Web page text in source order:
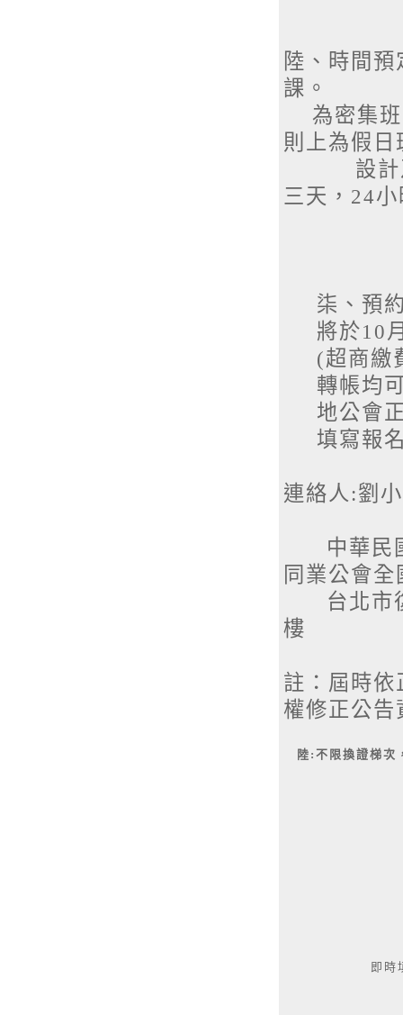
陸、時間
課。
為密集班
則上為假日
設計及
三天，24
柒、預
將於10
(超商繳
轉帳均
地公會
填寫報
連絡人:劉
中華民國
同業公會
台北市復
樓
註：屆時
權修正公告
陸:不限換證梯次
即時